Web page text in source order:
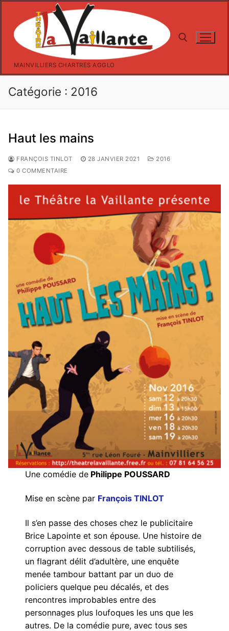
contenu
MAINVILLIERS CHARTRES AGGLO
Catégorie : 2016
Haut les mains
FRANÇOIS TINLOT 28 JANVIER 2021
2016
0 COMMENTAIRE
Une comédie de Philippe POUSSARD
Mise en scène par François TINLOT
Il s’en passe des choses chez le publicitaire
Brice Lapointe et son épouse. Une histoire de
corruption avec dessous de table subtilisés,
un flagrant délit d’adultère, une enquête
menée tambour battant par un duo de
policiers quelque peu décalés, et des
rencontres improbables entre des
personnages plus loufoques les uns que les
autres. De la comédie pure, avec tous ses